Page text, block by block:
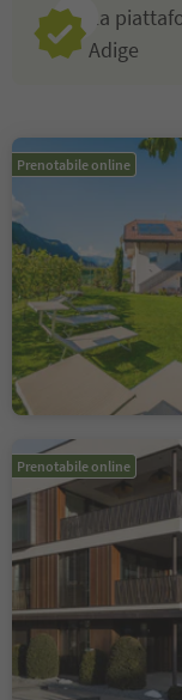
La
Adige
Prenotabile online
Prenotabile online